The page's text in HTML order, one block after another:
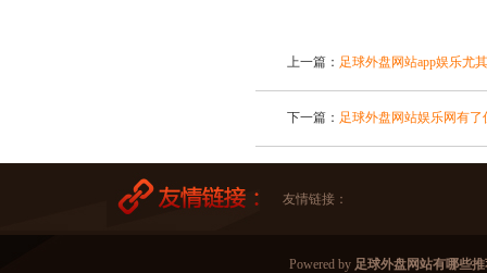
上一篇： 足球外盘网站app娱乐尤
下一篇： 足球外盘网站娱乐网有
友情链接：
Powered by 足球外盘网站有哪些